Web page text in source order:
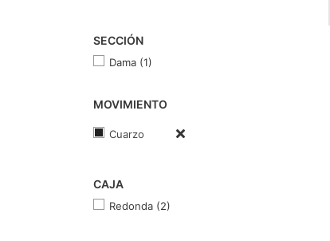
SECCIÓN
Dama (1)
MOVIMIENTO
Cuarzo
CAJA
Redonda (2)